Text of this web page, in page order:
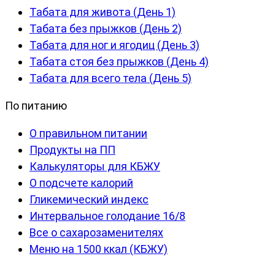
Табата для живота (День 1)
Табата без прыжков (День 2)
Табата для ног и ягодиц (День 3)
Табата стоя без прыжков (День 4)
Табата для всего тела (День 5)
По питанию
О правильном питании
Продукты на ПП
Калькуляторы для КБЖУ
О подсчете калорий
Гликемический индекс
Интервальное голодание 16/8
Все о сахарозаменителях
Меню на 1500 ккал (КБЖУ)